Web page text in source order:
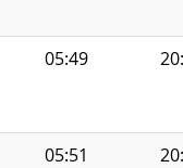
05:49
05:51